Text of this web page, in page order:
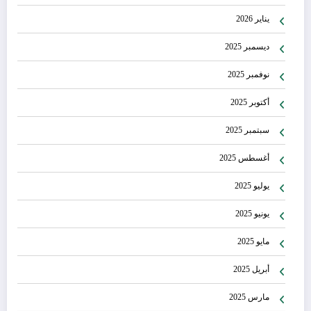
يناير 2026
ديسمبر 2025
نوفمبر 2025
أكتوبر 2025
سبتمبر 2025
أغسطس 2025
يوليو 2025
يونيو 2025
مايو 2025
أبريل 2025
مارس 2025